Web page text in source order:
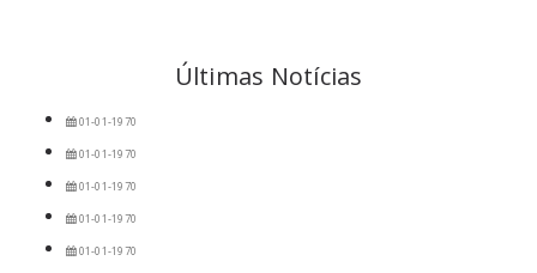
Últimas Notícias
01-01-1970
01-01-1970
01-01-1970
01-01-1970
01-01-1970